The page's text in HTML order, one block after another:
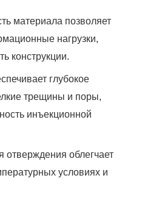
материала позволяет
нагрузки,
конструкции.
глубокое
трещины и поры,
инъекционной
отверждения облегчает
условиях и